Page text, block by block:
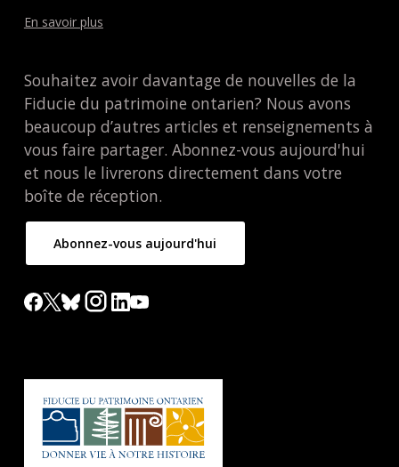
En savoir plus
Souhaitez avoir davantage de nouvelles de la
Fiducie du patrimoine ontarien? Nous avons
beaucoup d’autres articles et renseignements à
vous faire partager. Abonnez-vous aujourd'hui
et nous le livrerons directement dans votre
boîte de réception.
Abonnez-vous aujourd'hui